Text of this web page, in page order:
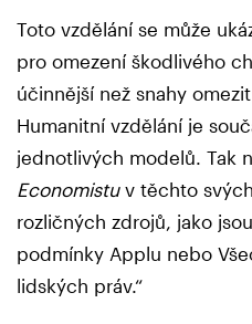
Toto vzdělání se může
pro omezení škodlivého
účinnější než snahy
Humanitní vzdělání je
jednotlivých modelů. Tak
Economistu v těchto
rozličných zdrojů, jako
podmínky Applu nebo
lidských práv.“